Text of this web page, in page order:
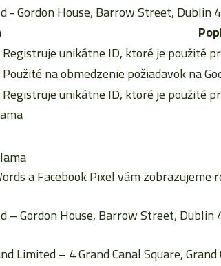
- Gordon House, Barrow Street, Dublin
Registruje unikátne ID, ktoré je použité
Použité na obmedzenie požiadavok na
Registruje unikátne ID, ktoré je použité
a Facebook Pixel vám
– Gordon House, Barrow Street, Dublin
Limited– 4 Grand Canal Square,